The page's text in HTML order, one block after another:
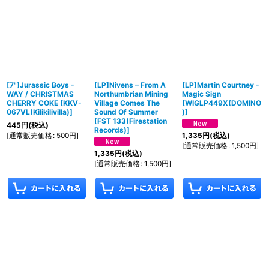
[7"]Jurassic Boys -
WAY / CHRISTMAS
CHERRY COKE [KKV-
067VL(Kilikilivilla)]
445円(税込)
[通常販売価格: 500円]
[LP]Nivens – From A
Northumbrian Mining
Village Comes The
Sound Of Summer
[FST 133(Firestation
Records)]
1,335円(税込)
[通常販売価格: 1,500円]
[LP]Martin Courtney -
Magic Sign
[WIGLP449X(DOMINO
)]
1,335円(税込)
[通常販売価格: 1,500円]